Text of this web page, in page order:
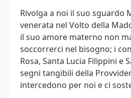
Rivolga a noi il suo sguardo
venerata nel Volto della
il suo amore materno non
soccorrerci nel bisogno; i
Rosa, Santa Lucia Filippini e
segni tangibili della
intercedono per noi e ci